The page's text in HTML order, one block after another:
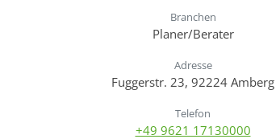
Branchen
Planer/Berater
Adresse
Fuggerstr. 23, 92224 Amberg
Telefon
+49 9621 17130000